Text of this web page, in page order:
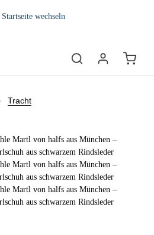
Tracht